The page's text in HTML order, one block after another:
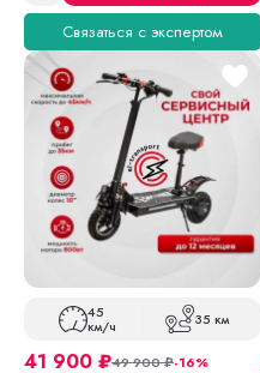
Связаться с экспертом
45
км/ч 35 км
41 900 ₽49 900₽-16%